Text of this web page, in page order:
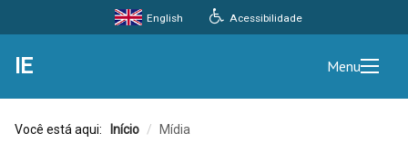
Acessibilidade
English
IE Menu
Você está aqui: Início / Mídia